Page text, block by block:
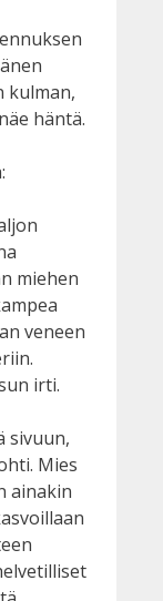
kulman,
häntä.
miehen
veneen
irti.
sivuun,
Mies
ainakin